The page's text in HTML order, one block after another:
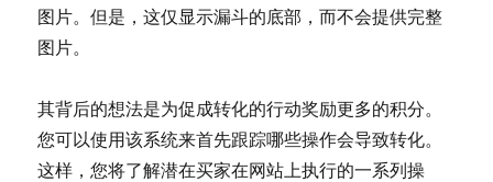
图片。但是，这仅显示漏斗的底部，而不会提供完整
图片。
其背后的想法是为促成转化的行动奖励更多的积分。
您可以使用该系统来首先跟踪哪些操作会导致转化。
这样，您将了解潜在买家在网站上执行的一系列操